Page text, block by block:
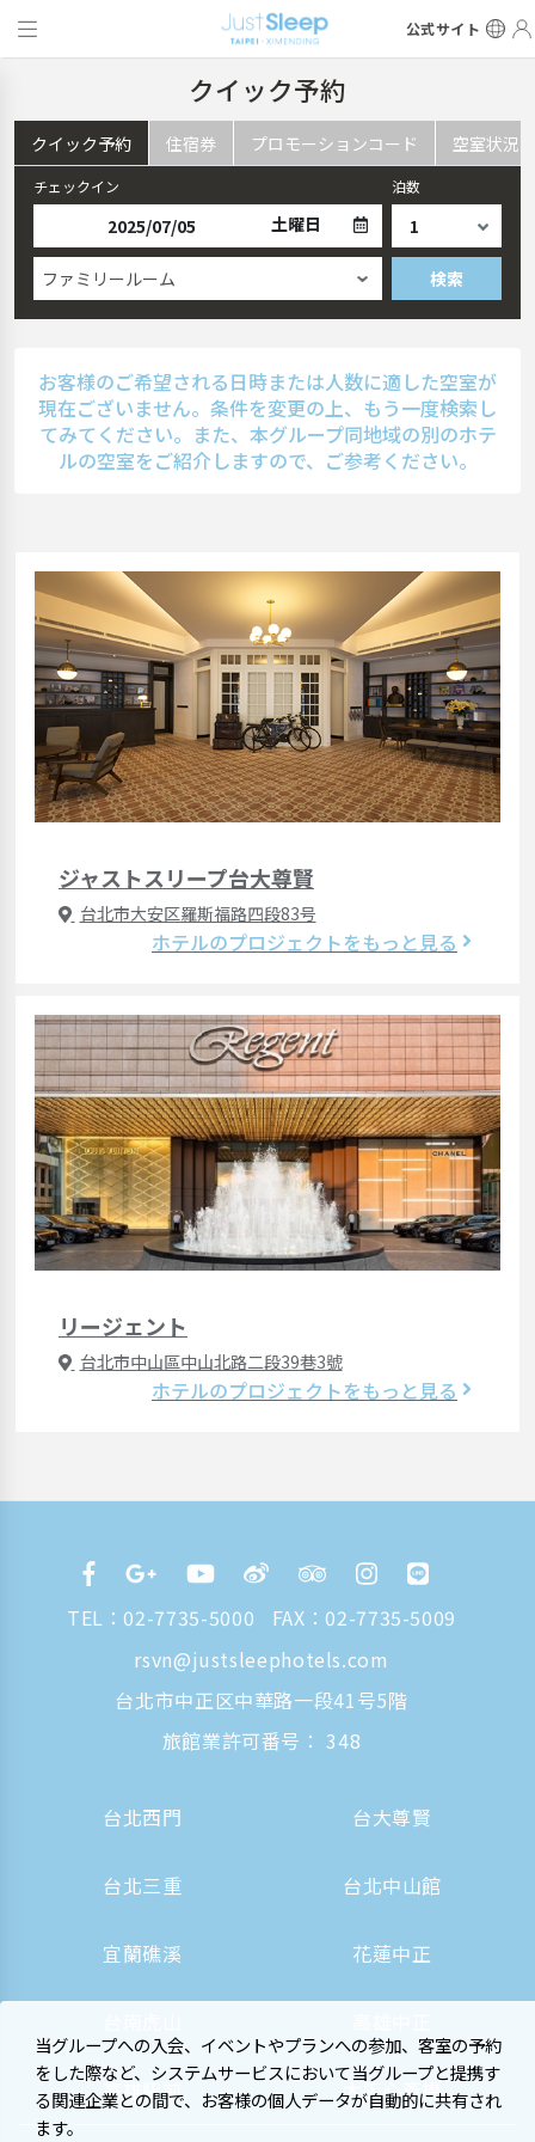
公式サイト
クイック予約
クイック予約 住宿券 プロモーションコード 空室状況
チェックイン
土曜日
泊数
ファミリールーム 検索
お客様のご希望される日時または人数に適した空室が
現在ございません。条件を変更の上、もう一度検索し
てみてください。また、本グループ同地域の別のホテ
ルの空室をご紹介しますので、ご参考ください。
ジャストスリープ台大尊賢
台北市大安区羅斯福路四段83号
ホテルのプロジェクトをもっと見る
リージェント
台北市中山區中山北路二段39巷3號
ホテルのプロジェクトをもっと見る
TEL： 02-7735-5000
FAX：02-7735-5009
rsvn@justsleephotels.com
台北市中正区中華路一段41号5階
旅館業許可番号： 348
台北西門 台大尊賢
台北三重 台北中山館
宜蘭礁溪 花蓮中正
高雄駅前 大阪心斎橋
当グループへの入会、イベントやプランへの参加、客室の予約
をした際など、システムサービスにおいて当グループと提携す
る関連企業との間で、お客様の個人データが自動的に共有され
ます。